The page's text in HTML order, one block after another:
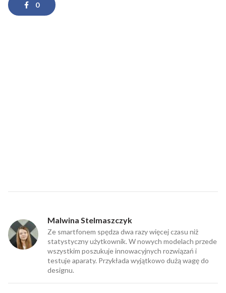
0
Malwina Stelmaszczyk
Ze smartfonem spędza dwa razy więcej czasu niż
statystyczny użytkownik. W nowych modelach przede
wszystkim poszukuje innowacyjnych rozwiązań i
testuje aparaty. Przykłada wyjątkowo dużą wagę do
designu.